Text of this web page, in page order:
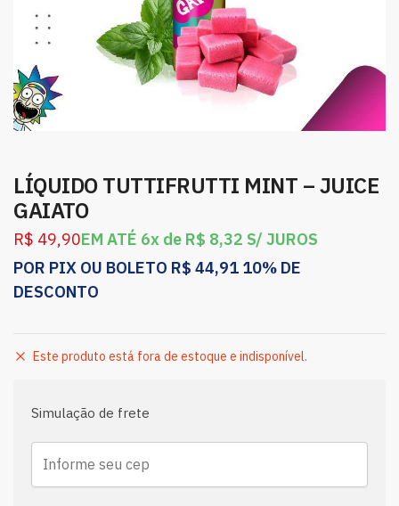
LÍQUIDO TUTTIFRUTTI MINT – JUICE
GAIATO
R$ 49,90EM ATÉ 6x de R$ 8,32 S/ JUROS
POR PIX OU BOLETO R$ 44,91 10% DE
DESCONTO
Este produto está fora de estoque e indisponível.
Simulação de frete